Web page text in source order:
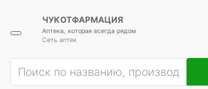
ЧУКОТФАРМАЦИЯ
Аптека, которая всегда рядом
Сеть аптек